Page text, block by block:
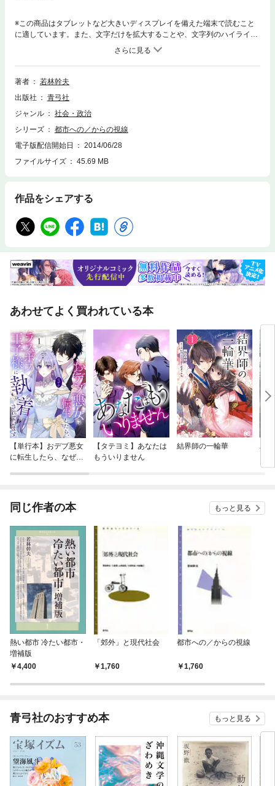
※この商品はタブレットなど大きいディスプレイを備えた端末で読むこと
に適しています。また、文字だけを拡大することや、文字列のハイライ
ト、検索、辞書の参照、引用などの機能が使用できません。人々が生きる
社会的空間をたえず再編制・構造化しつづけ、無限に意味を生成するメデ
ィアである「都市」の性質を、社会学、都市論、メディア論、記号論、構
造論を横断して、思考のハイブリッドとパラドキシカルな論証方法から究
著者
若林幹夫
出版社
青弓社
ジャンル
社会・政治
シリーズ
都市への／からの視線
電子版配信開始日
2014/06/28
ファイルサイズ
45.69 MB
作品をシェアする
あわせてよく買われている本
【単行本】おデブ悪女
に転生したら、なぜか
【タテヨミ】あなたは
もういりません
結界師の一輪華
バ
今
同じ作者の本 もっと見る
熱い都市 冷たい都市・
増補版
4,400
「郊外」と現代社会
1,760
都市への／からの視線
1,760
青弓社のおすすめ本 もっと見る